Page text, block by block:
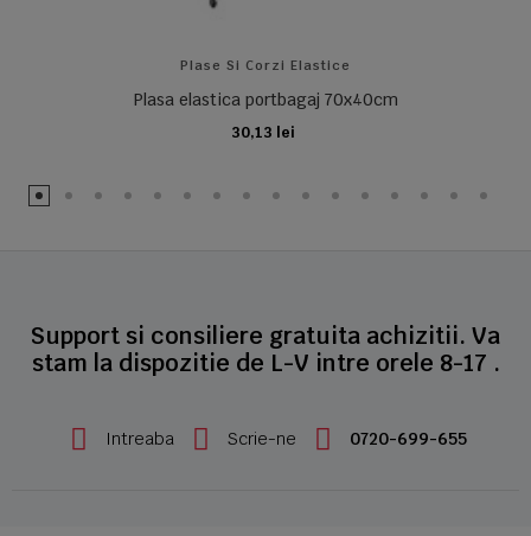
Plase Si Corzi Elastice
Plasa elastica portbagaj 70x40cm
30,13 lei
ADAUGA IN COS
Support si consiliere gratuita achizitii. Va
stam la dispozitie de L-V intre orele 8-17 .
Intreaba Scrie-ne 0720-699-655